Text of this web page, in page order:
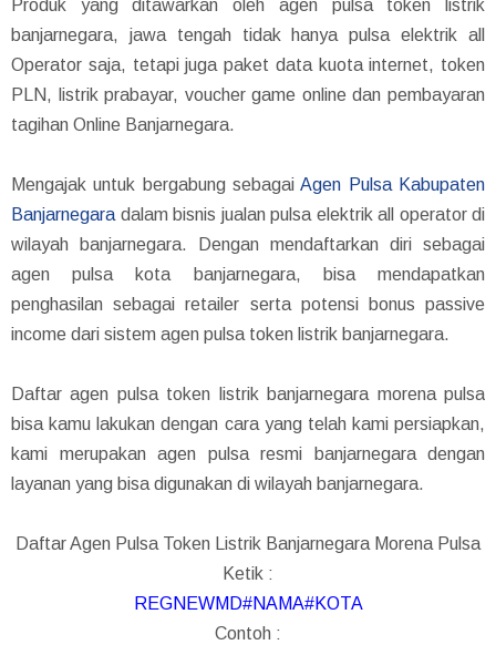
Produk yang ditawarkan oleh agen pulsa token listrik
banjarnegara, jawa tengah tidak hanya pulsa elektrik all
Operator saja, tetapi juga paket data kuota internet, token
PLN, listrik prabayar, voucher game online dan pembayaran
tagihan Online Banjarnegara.
Mengajak untuk bergabung sebagaiAgen Pulsa Kabupaten
Banjarnegaradalam bisnis jualan pulsa elektrik all operator di
wilayah banjarnegara. Dengan mendaftarkan diri sebagai
agen pulsa kota banjarnegara, bisa mendapatkan
penghasilan sebagai retailer serta potensi bonus passive
income dari sistem agen pulsa token listrik banjarnegara.
Daftar agen pulsa token listrik banjarnegara morena pulsa
bisa kamu lakukan dengan cara yang telah kami persiapkan,
kami merupakan agen pulsa resmi banjarnegara dengan
layanan yang bisa digunakan di wilayah banjarnegara.
Daftar Agen Pulsa Token Listrik Banjarnegara Morena Pulsa
Ketik :
REGNEWMD#NAMA#KOTA
Contoh :